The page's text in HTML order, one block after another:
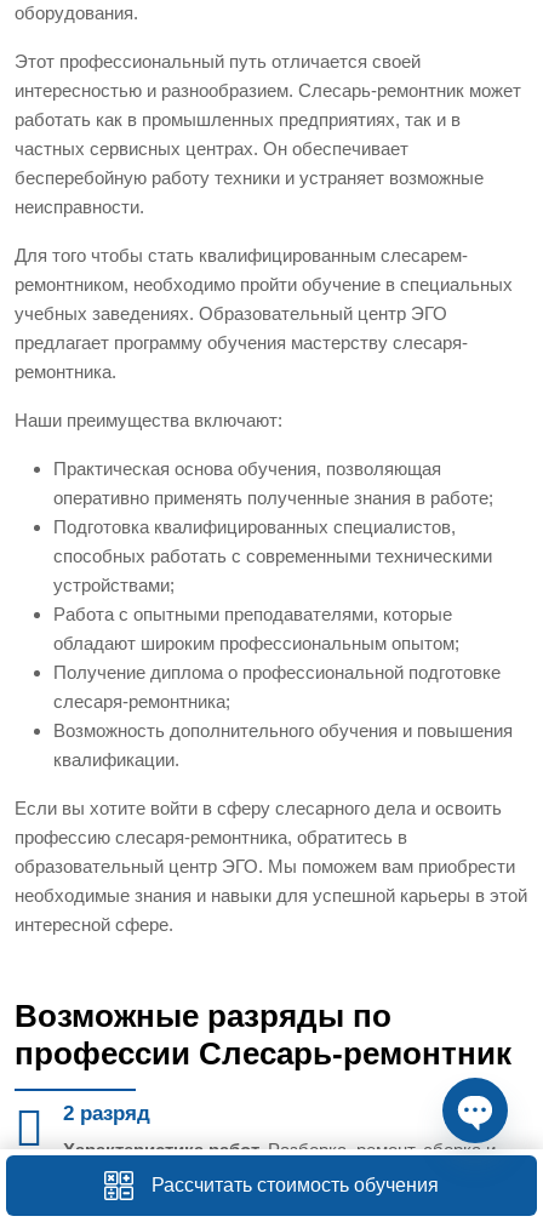
оборудования.
Этот профессиональный путь отличается своей
интересностью и разнообразием. Слесарь-ремонтник может
работать как в промышленных предприятиях, так и в
частных сервисных центрах. Он обеспечивает
бесперебойную работу техники и устраняет возможные
неисправности.
Для того чтобы стать квалифицированным слесарем-
ремонтником, необходимо пройти обучение в специальных
учебных заведениях. Образовательный центр ЭГО
предлагает программу обучения мастерству слесаря-
ремонтника.
Наши преимущества включают:
Практическая основа обучения, позволяющая
оперативно применять полученные знания в работе;
Подготовка квалифицированных специалистов,
способных работать с современными техническими
устройствами;
Работа с опытными преподавателями, которые
обладают широким профессиональным опытом;
Получение диплома о профессиональной подготовке
слесаря-ремонтника;
Возможность дополнительного обучения и повышения
квалификации.
Если вы хотите войти в сферу слесарного дела и освоить
профессию слесаря-ремонтника, обратитесь в
образовательный центр ЭГО. Мы поможем вам приобрести
необходимые знания и навыки для успешной карьеры в этой
интересной сфере.
Возможные разряды по
профессии Слесарь-ремонтник
2 разряд
Характеристика работ.Разборка, ремонт, сборка и
испытание простых узлов и механизмов
Open
Рассчитать стоимость обучения